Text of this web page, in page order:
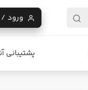
ورود /
پشتیبانی